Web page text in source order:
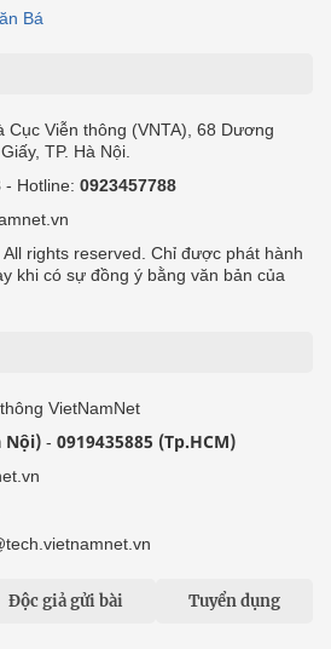
Bá
Cục Viễn thông (VNTA), 68 Dương
TP. Hà Nội.
- Hotline: 0923457788
rights reserved. Chỉ được phát hành
khi có sự đồng ý bằng văn bản của
VietNamNet
Nội) - 0919435885 (Tp.HCM)
Độc giả gửi bài Tuyển dụng